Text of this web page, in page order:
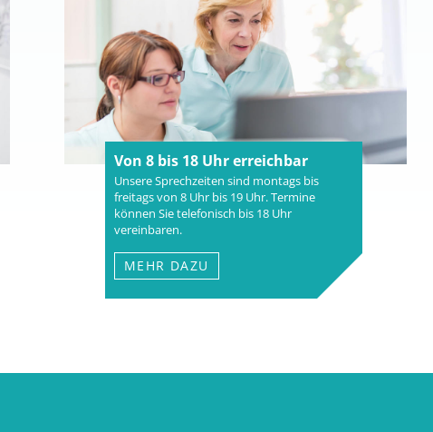
Von 8 bis 18 Uhr erreichbar
Unsere Sprechzeiten sind montags bis
freitags von 8 Uhr bis 19 Uhr. Termine
können Sie telefonisch bis 18 Uhr
vereinbaren.
MEHR DAZU